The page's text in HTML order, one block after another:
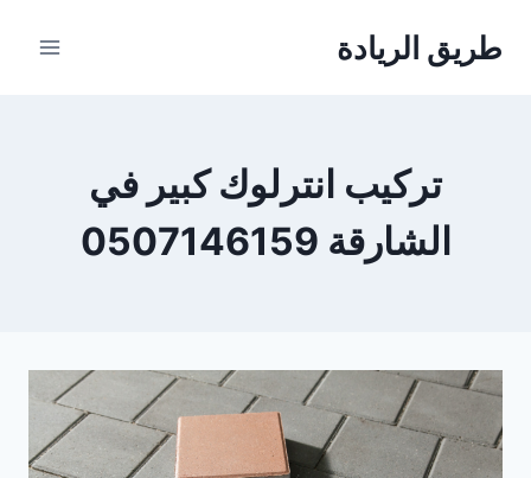
طريق الريادة
تركيب انترلوك كبير في
الشارقة 0507146159